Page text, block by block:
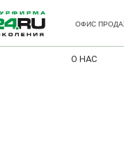
ОФИС
О НАС